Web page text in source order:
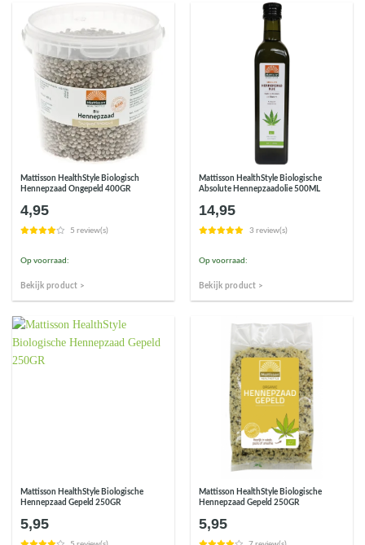
Mattisson HealthStyle Biologisch
Hennepzaad Ongepeld 400GR
4,95
5 review(s)
Op voorraad:
Bekijk product >
Mattisson HealthStyle Biologische
Absolute Hennepzaadolie 500ML
14,95
3 review(s)
Op voorraad:
Bekijk product >
Mattisson HealthStyle Biologische
Hennepzaad Gepeld 250GR
5,95
Mattisson HealthStyle Biologische
Hennepzaad Gepeld 250GR
5,95